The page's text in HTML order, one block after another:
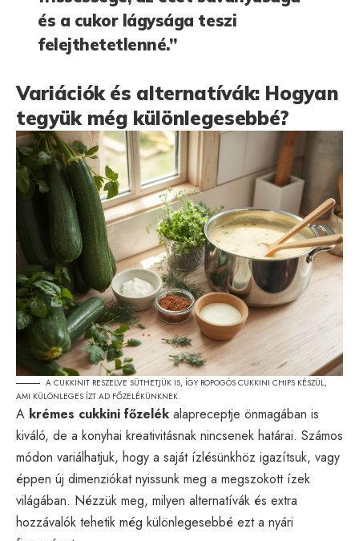
és a cukor lágysága teszi
felejthetetlenné.”
Variációk és alternatívák: Hogyan
tegyük még különlegesebbé?
A CUKKINIT RESZELVE SÜTHETJÜK IS, ÍGY ROPOGÓS CUKKINI CHIPS KÉSZÜL,
AMI KÜLÖNLEGES ÍZT AD FŐZELÉKÜNKNEK.
A krémes cukkini főzelék alapreceptje önmagában is
kiváló, de a konyhai kreativitásnak nincsenek határai. Számos
módon variálhatjuk, hogy a saját ízlésünkhöz igazítsuk, vagy
éppen új dimenziókat nyissunk meg a megszokott ízek
világában. Nézzük meg, milyen alternatívák és extra
hozzávalók tehetik még különlegesebbé ezt a nyári